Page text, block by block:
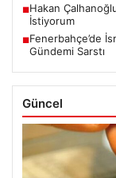
■Hakan
İstiyorum
■Fenerbahçe’de
Gündemi Sarstı
Güncel